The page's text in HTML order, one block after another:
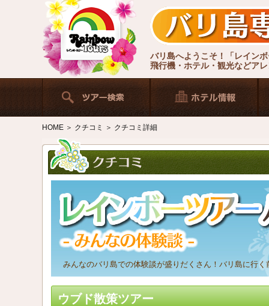
バリ島へようこそ！「レイン
飛行機・ホテル・観光などア
HOME ＞ クチコミ ＞ クチコミ詳細
みんなのバリ島での体験談が盛りだくさん！バリ島に行く
ウブド散策ツアー